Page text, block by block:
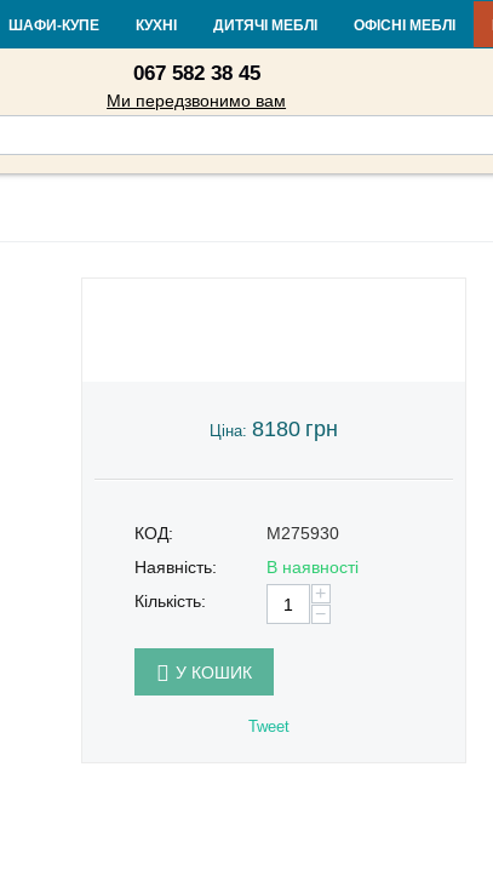
і оплата Гарантія та повернення Кредит Статті та новини
067 582 38 45
Ми передзвонимо вам
ШАФИ-КУПЕ КУХНІ ДИТЯЧІ МЕБЛІ ОФІСНІ МЕБЛІ
Ціна: 8180 грн
КОД:
M275930
Наявність:
В наявності
Кількість:
+
−
У КОШИК
Tweet